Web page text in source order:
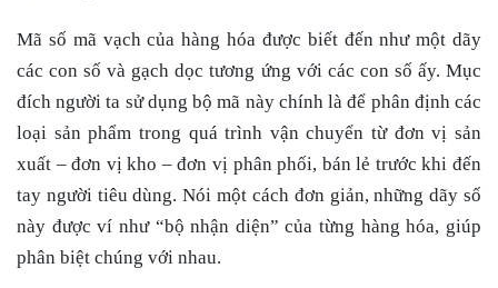
Mã số mã vạch của hàng hóa được biết đến như một dãy
các con số và gạch dọc tương ứng với các con số ấy. Mục
đích người ta sử dụng bộ mã này chính là để phân định các
loại sản phẩm trong quá trình vận chuyển từ đơn vị sản
xuất – đơn vị kho – đơn vị phân phối, bán lẻ trước khi đến
tay người tiêu dùng. Nói một cách đơn giản, những dãy số
này được ví như “bộ nhận diện” của từng hàng hóa, giúp
phân biệt chúng với nhau.